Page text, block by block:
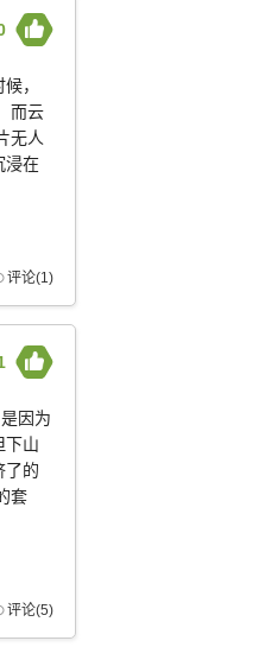
，
而云
无人
浸在
评论(1)
因为
下山
了的
套
评论(5)